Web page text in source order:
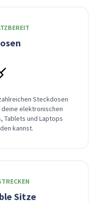
Steckdosen
elektronischen
Tablets und Laptops
kannst.
Sitze